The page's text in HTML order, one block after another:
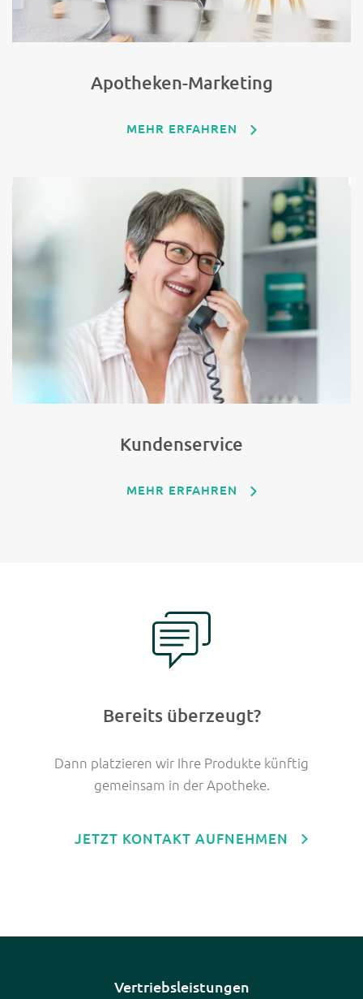
Apotheken-Marketing
MEHR ERFAHREN
Kundenservice
MEHR ERFAHREN
Bereits überzeugt?
Dann platzieren wir Ihre Produkte künftig
gemeinsam in der Apotheke.
JETZT KONTAKT AUFNEHMEN
Vertriebsleistungen